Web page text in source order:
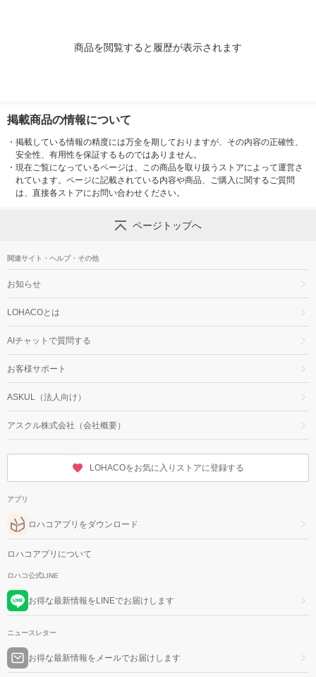
商品を閲覧すると履歴が表示されます
掲載商品の情報について
・ 掲載している情報の精度には万全を期しておりますが、その内容の正確性、
安全性、有用性を保証するものではありません。
・ 現在ご覧になっているページは、この商品を取り扱うストアによって運営さ
れています。ページに記載されている内容や商品、ご購入に関するご質問
は、直接各ストアにお問い合わせください。
ページトップへ
関連サイト・ヘルプ・その他
お知らせ
LOHACOとは
AIチャットで質問する
お客様サポート
ASKUL（法人向け）
アスクル株式会社（会社概要）
LOHACOをお気に入りストアに登録する
アプリ
ロハコアプリをダウンロード
ロハコアプリについて
ロハコ公式LINE
お得な最新情報をLINEでお届けします
ニュースレター
お得な最新情報をメールでお届けします